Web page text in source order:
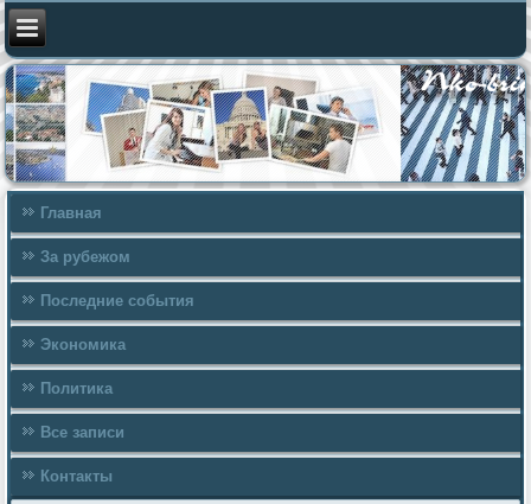
Главная
За рубежом
Последние события
Экономика
Политика
Все записи
Контакты